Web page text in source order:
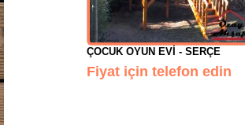
ÇOCUK OYUN EVI - SERÇE
Fiyat için telefon edin